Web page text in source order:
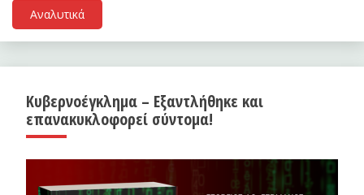
Αναλυτικά
Κυβερνοέγκλημα – Εξαντλήθηκε και
επανακυκλοφορεί σύντομα!